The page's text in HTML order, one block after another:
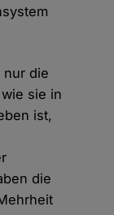
nur die
sie in
ist,
die